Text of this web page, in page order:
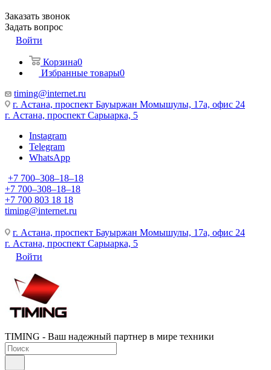
Заказать звонок
Задать вопрос
Войти
Корзина0
Избранные товары0
timing@internet.ru
г. Астана, проспект Бауыржан Момышулы, 17а, офис 24
г. Астана, проспект Сарыарка, 5
Instagram
Telegram
WhatsApp
+7 700‒308‒18‒18
+7 700‒308‒18‒18
+7 700 803 18 18
timing@internet.ru
г. Астана, проспект Бауыржан Момышулы, 17а, офис 24
г. Астана, проспект Сарыарка, 5
Войти
TIMING - Ваш надежный партнер в мире техники